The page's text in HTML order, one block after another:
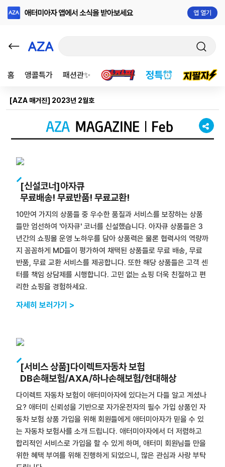
앱 열기
홈 앵콜특가 패션관✨
[AZA 매거진] 2023년 2월호
[신설코너]아자큐
무료배송! 무료반품! 무료교환!
10만여 가지의 상품들 중 우수한 품질과 서비스를 보장하는 상품
들만 엄선하여 '아자큐' 코너를 신설했습니다. 아자큐 상품들은 3
년간의 쇼핑몰 운영 노하우를 담아 상품력은 물론 협력사의 역량까
지 꼼꼼하게 MD들이 평가하여 채택된 상품들로 무료 배송, 무료
반품, 무료 교환 서비스를 제공합니다. 또한 해당 상품들은 고객 센
터를 책임 상담제를 시행합니다. 고민 없는 쇼핑 더욱 친절하고 편
리한 쇼핑을 경험하세요.
자세히 보러가기 >
[서비스 상품]다이렉트자동차 보험
DB손해보험/AXA/하나손해보험/현대해상
다이렉트 자동차 보험이 애터미아자에 있다는거 다들 알고 계셨나
요? 애터미 신뢰성을 기반으로 자가운전자의 필수 가입 상품인 자
동차 보험 상품 가입을 위해 회원들에게 애터미아자가 믿을 수 있
는 자동차 보험사를 소개 드립니다. 애터미아자에서 더 저렴하고
합리적인 서비스로 가입을 할 수 있게 하며, 애터미 회원님들 만을
위한 혜택 부여를 위해 진행하게 되었으니, 많은 관심과 사랑 부탁